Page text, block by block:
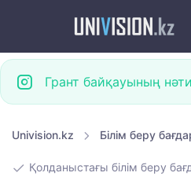
Грант байқауының
Univision.kz Білім беру
Қолданыстағы білім беру